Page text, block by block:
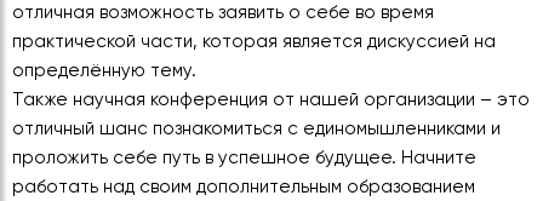
отличная возможность заявить о себе во время
практической части, которая является дискуссией на
определённую тему.
Также научная конференция от нашей организации – это
отличный шанс познакомиться с единомышленниками и
проложить себе путь в успешное будущее. Начните
работать над своим дополнительным образованием